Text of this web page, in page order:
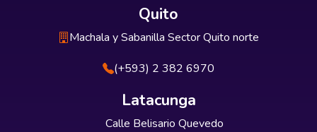
Quito
Machala y Sabanilla Sector Quito norte
(+593) 2 382 6970
Latacunga
Calle Belisario Quevedo